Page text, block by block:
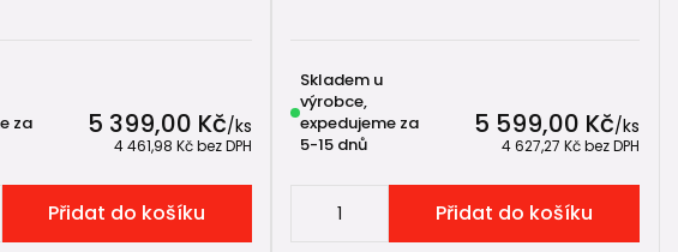
5 399,00 Kč/ks
4 461,98 Kčbez DPH
za
Přidat do košíku
5 599,00 Kč/ks
4 627,27 Kčbez DPH
Skladem u
výrobce,
expedujeme za
5-15 dnů
Přidat do košíku